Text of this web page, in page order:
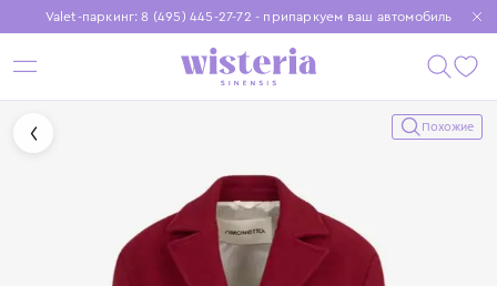
Valet-паркинг: 8 (495) 445-27-72 - припаркуем ваш автомобиль
Бесплатная доставка при заказе от 15 000 ₽
Установите приложение, чтобы покупки были еще удобнее
Похожие